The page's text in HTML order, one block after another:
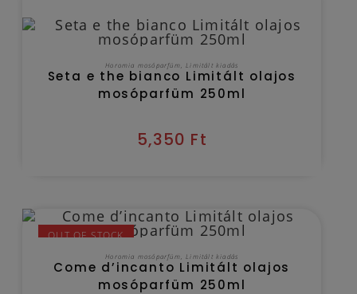
KOSÁRBA TESZEM
Horomia mosóparfüm ,Limitált kiadás
Seta e the bianco Limitált olajos
mosóparfüm 250ml
5,350 Ft
OUT OF STOCK
TOVÁBB OLVASOM
Horomia mosóparfüm ,Limitált kiadás
Come d’incanto Limitált olajos
mosóparfüm 250ml